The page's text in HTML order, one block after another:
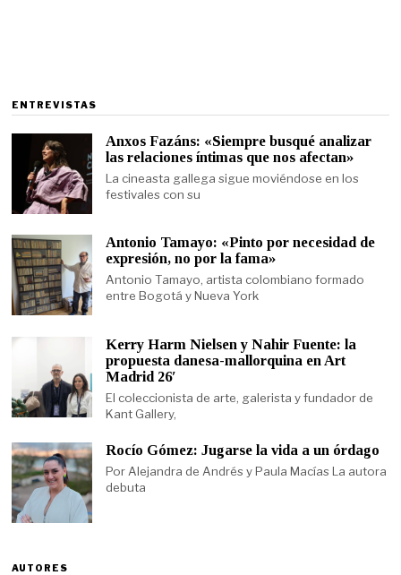
ENTREVISTAS
Anxos Fazáns: «Siempre busqué analizar
las relaciones íntimas que nos afectan»
La cineasta gallega sigue moviéndose en los
festivales con su
Antonio Tamayo: «Pinto por necesidad de
expresión, no por la fama»
Antonio Tamayo, artista colombiano formado
entre Bogotá y Nueva York
Kerry Harm Nielsen y Nahir Fuente: la
propuesta danesa-mallorquina en Art
Madrid 26′
El coleccionista de arte, galerista y fundador de
Kant Gallery,
Rocío Gómez: Jugarse la vida a un órdago
Por Alejandra de Andrés y Paula Macías La autora
debuta
AUTORES